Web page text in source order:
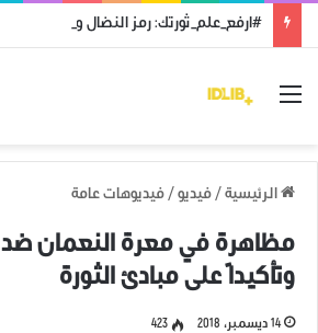
#ارفع_علم_ثورتك: رمز النضال ووحدة الهدف
القائمة
الرئيسية / فيديو / فيديوهات عامة
مظاهرة في معرة النعمان ضد
وتأكيداً على مبادئ الثورة
14 ديسمبر، 2018 423